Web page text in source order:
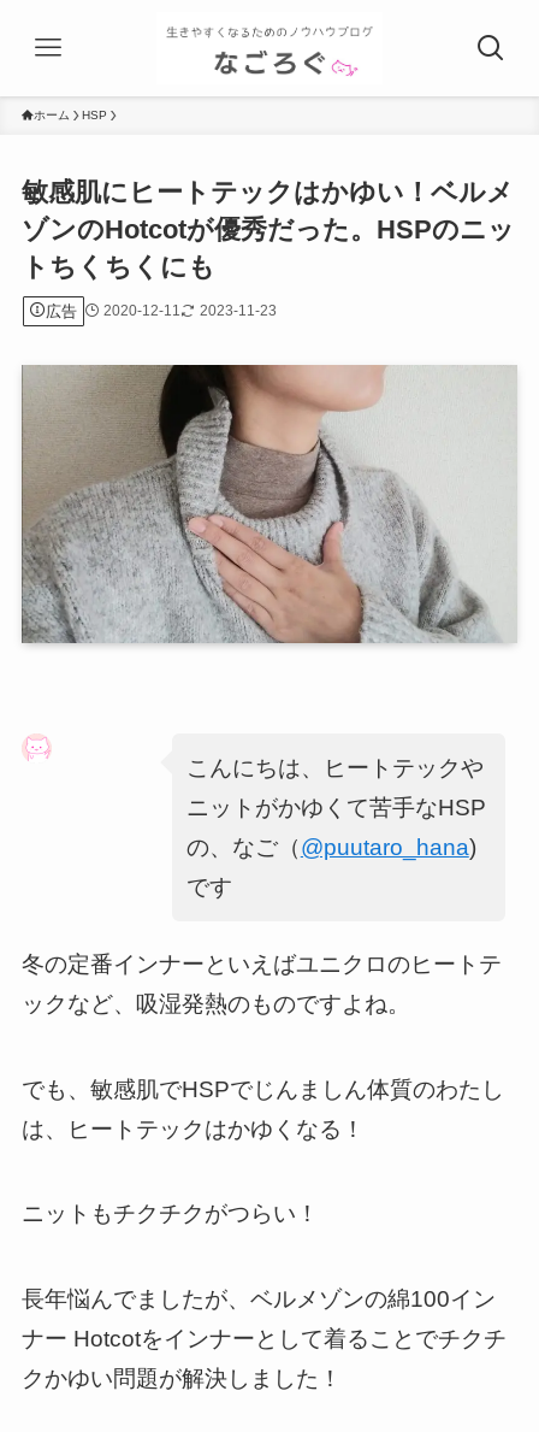
ホーム HSP
敏感肌にヒートテックはかゆい！ベルメ
ゾンのHotcotが優秀だった。HSPのニッ
トちくちくにも
広告 2020-12-11 2023-11-23
こんにちは、ヒートテックや
ニットがかゆくて苦手なHSP
の、なご（@puutaro_hana)
です
冬の定番インナーといえばユニクロのヒートテ
ックなど、吸湿発熱のものですよね。
でも、敏感肌でHSPでじんましん体質のわたし
は、ヒートテックはかゆくなる！
ニットもチクチクがつらい！
長年悩んでましたが、ベルメゾンの綿100イン
ナー Hotcotをインナーとして着ることでチクチ
クかゆい問題が解決しました！